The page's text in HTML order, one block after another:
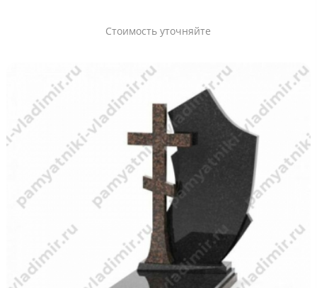
Стоимость уточняйте